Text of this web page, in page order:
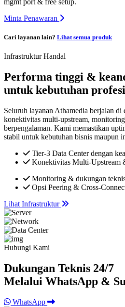
Minta Penawaran
Cari layanan lain? Lihat semua produk
Infrastruktur Handal
Performa tinggi &
untuk kebutuhan
Seluruh layanan Athamedia berjalan di
konektivitas multi-upstream,
berpengalaman. Kami memastikan
stabil untuk kebutuhan bisnis maupun
Tier-3 Data Center dengan
Konektivitas Multi-Upstream
Monitoring & dukungan
Opsi Peering & Cross-
Lihat Infrastruktur
Hubungi Kami
Dukungan Teknis 24/7
Melalui WhatsApp &
WhatsApp